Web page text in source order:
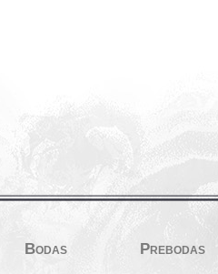
Bodas Prebodas